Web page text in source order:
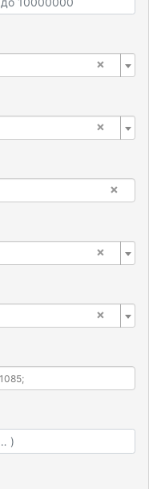
×
×
×
×
×